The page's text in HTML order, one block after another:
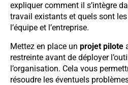
expliquer comment il s’intègre
travail existants et quels sont
l’équipe et l’entreprise.
Mettez en place un projet pilote
restreinte avant de déployer
l’organisation. Cela vous
résoudre les éventuels